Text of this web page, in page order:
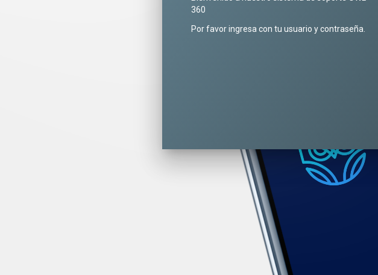
360
Por favor ingresa con tu usuario y contraseña.